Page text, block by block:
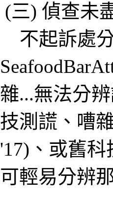
(三) 偵查未
不起訴處
雜...無法分
技測謊、嘈
'17)、或舊
可輕易分辨